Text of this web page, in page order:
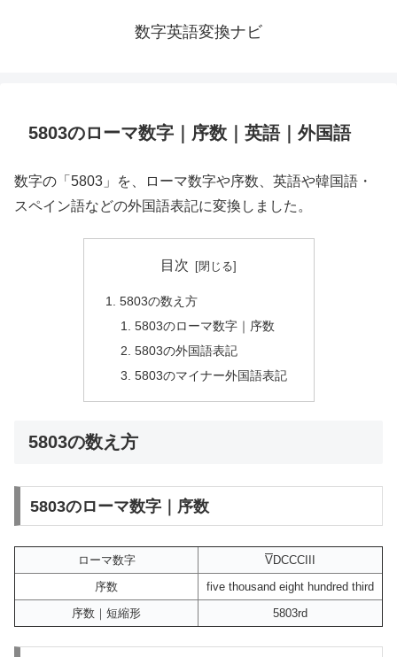
数字英語変換ナビ
5803のローマ数字｜序数｜英語｜外国語
数字の「5803」を、ローマ数字や序数、英語や韓国語・
スペイン語などの外国語表記に変換しました。
目次
5803の数え方
5803のローマ数字｜序数
5803の外国語表記
5803のマイナー外国語表記
5803の数え方
5803のローマ数字｜序数
ローマ数字 VDCCCIII
序数
five thousand eight hundred third
序数｜短縮形
5803rd